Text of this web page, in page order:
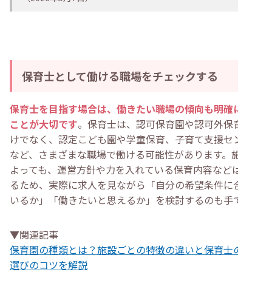
保育士として働ける職場をチェックする
保育士を目指す場合は、働きたい職場の傾向も明確にする
ことが大切です。保育士は、認可保育園や認可外保育園だ
けでなく、認定こども園や学童保育、子育て支援センター
など、さまざまな職場で働ける可能性があります。施設に
よっても、運営方針や力を入れている保育内容などは異な
るため、実際に求人を見ながら「自分の希望条件に合って
いるか」「働きたいと思えるか」を検討するのも手です。
▼関連記事
保育園の種類とは？施設ごとの特徴の違いと保育士の職場
選びのコツを解説